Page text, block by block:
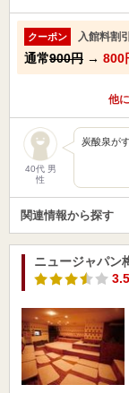
クーポン 入館料割
通常900円 → 800
他
40代 男
性
炭酸泉が
関連情報から探す
ニュージャパン